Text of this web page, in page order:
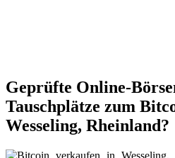
Geprüfte Online-
Tauschplätze zum
Wesseling, Rheinland?